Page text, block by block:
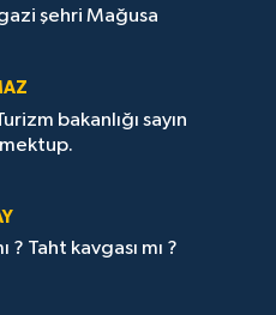
şehri Mağusa
bakanlığı sayın
mektup.
? Taht kavgası mı ?